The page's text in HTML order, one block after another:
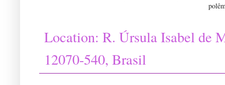
Location: R. Úrsula Isabel de
12070-540, Brasil